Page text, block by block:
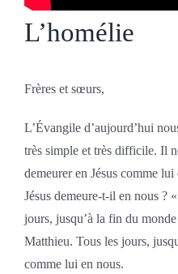
L’homélie
Frères et sœurs,
L’Évangile d’aujourd’hui
très simple et très difficile. Il
demeurer en Jésus comme
Jésus demeure-t-il en nous ?
jours, jusqu’à la fin du
Matthieu. Tous les jours,
comme lui en nous.